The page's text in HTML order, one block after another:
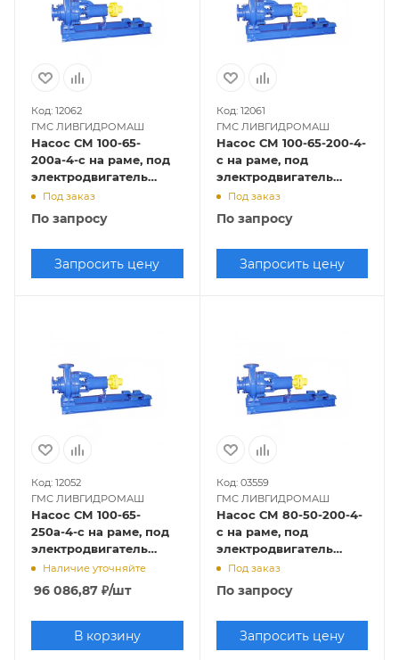
Код: 12062
ГМС ЛИВГИДРОМАШ
Насос СМ 100-65-
200а-4-с на раме, под
электродвигатель
3х1500
Под заказ
По запросу
Запросить цену
Код: 12061
ГМС ЛИВГИДРОМАШ
Насос СМ 100-65-200-4-
с на раме, под
электродвигатель
5,5х1500
Под заказ
По запросу
Запросить цену
Код: 12052
ГМС ЛИВГИДРОМАШ
Насос СМ 100-65-
250а-4-с на раме, под
электродвигатель
5,5х1500
Наличие уточняйте
96 086,87 ₽/шт
В корзину
Код: 03559
ГМС ЛИВГИДРОМАШ
Насос СМ 80-50-200-4-
с на раме, под
электродвигатель
4х1500
Под заказ
По запросу
Запросить цену